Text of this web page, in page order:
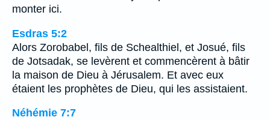
monter ici.
Esdras 5:2
Alors Zorobabel, fils de Schealthiel, et Josué, fils
de Jotsadak, se levèrent et commencèrent à bâtir
la maison de Dieu à Jérusalem. Et avec eux
étaient les prophètes de Dieu, qui les assistaient.
Néhémie 7:7